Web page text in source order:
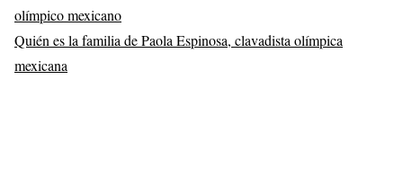
olímpico mexicano
Quién es la familia de Paola Espinosa, clavadista olímpica
mexicana